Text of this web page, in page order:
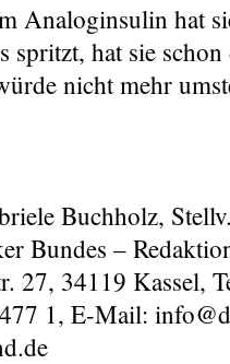
Analoginsulin hat
spritzt, hat sie
nicht mehr
Buchholz,
Bundes –
27, 34119 Kassel,
1, E-Mail: